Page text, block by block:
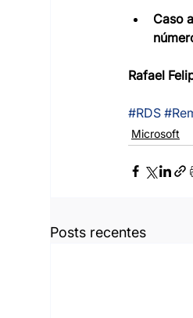
Caso
Rafael
#RDS
Microsoft
Posts recentes